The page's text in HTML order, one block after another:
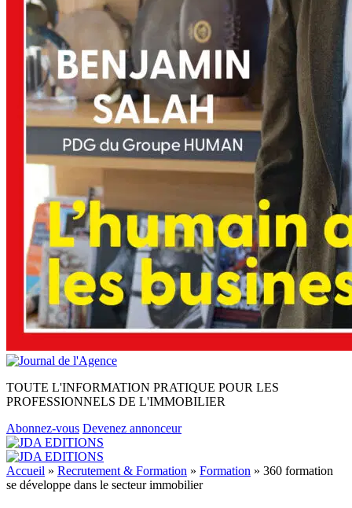
TOUTE L'INFORMATION PRATIQUE POUR LES
PROFESSIONNELS DE L'IMMOBILIER
Abonnez-vous Devenez annonceur
Accueil » Recrutement & Formation » Formation » 360 formation
se développe dans le secteur immobilier